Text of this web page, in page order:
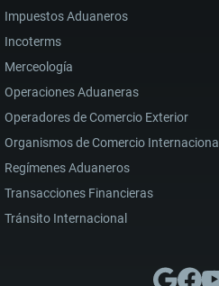
Impuestos Aduaneros
Incoterms
Merceología
Operaciones Aduaneras
Operadores de Comercio Exterior
Organismos de Comercio Internacional
Regímenes Aduaneros
Transacciones Financieras
Tránsito Internacional